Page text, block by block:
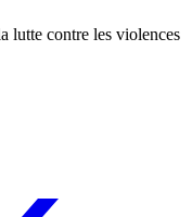
lutte contre les violences